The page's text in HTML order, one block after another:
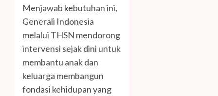
Menjawab kebutuhan ini,
Generali Indonesia
melalui THSN mendorong
intervensi sejak dini untuk
membantu anak dan
keluarga membangun
fondasi kehidupan yang